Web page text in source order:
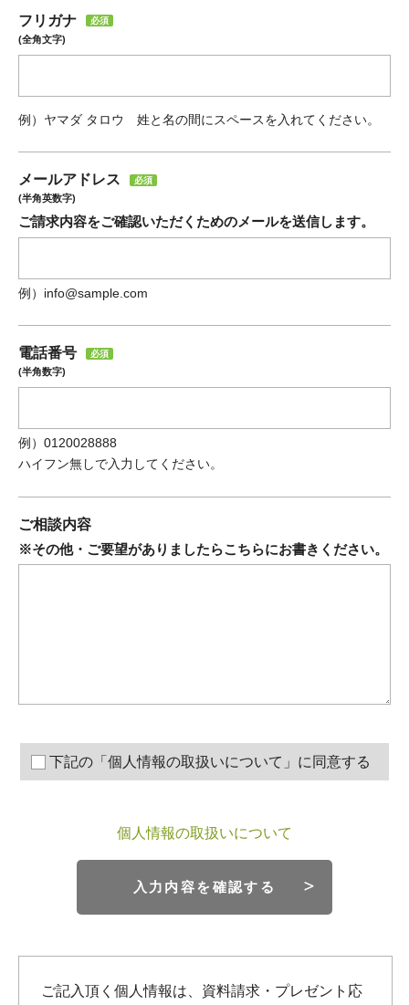
フリガナ
(全角文字)
必須
例）ヤマダ タロウ 姓と名の間にスペースを入れてください。
メールアドレス
(半角英数字)
必須
ご請求内容をご確認いただくためのメールを送信します。
例）info@sample.com
電話番号
(半角数字)
必須
例）0120028888
ハイフン無しで入力してください。
ご相談内容
※その他・ご要望がありましたらこちらにお書きください。
下記の「個人情報の取扱いについて」に同意する
個人情報の取扱いについて
入力内容を確認する
ご記入頂く個人情報は、資料請求・プレゼント応